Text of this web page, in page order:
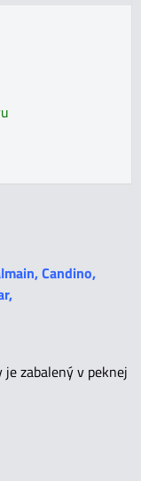
Candino,
zabalený v peknej